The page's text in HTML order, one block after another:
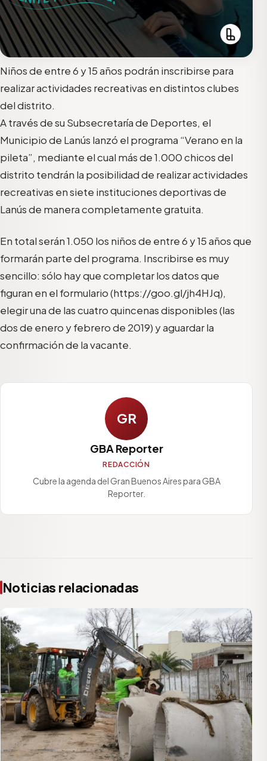
Niños de entre 6 y 15 años podrán inscribirse para
realizar actividades recreativas en distintos clubes
del distrito.
A través de su Subsecretaría de Deportes, el
Municipio de Lanús lanzó el programa “Verano en la
pileta”, mediante el cual más de 1.000 chicos del
distrito tendrán la posibilidad de realizar actividades
recreativas en siete instituciones deportivas de
Lanús de manera completamente gratuita.
En total serán 1.050 los niños de entre 6 y 15 años que
formarán parte del programa. Inscribirse es muy
sencillo: sólo hay que completar los datos que
figuran en el formulario (https://goo.gl/jh4HJq),
elegir una de las cuatro quincenas disponibles (las
dos de enero y febrero de 2019) y aguardar la
confirmación de la vacante.
GR
GBA Reporter
REDACCIÓN
Cubre la agenda del Gran Buenos Aires para GBA
Reporter.
Noticias relacionadas